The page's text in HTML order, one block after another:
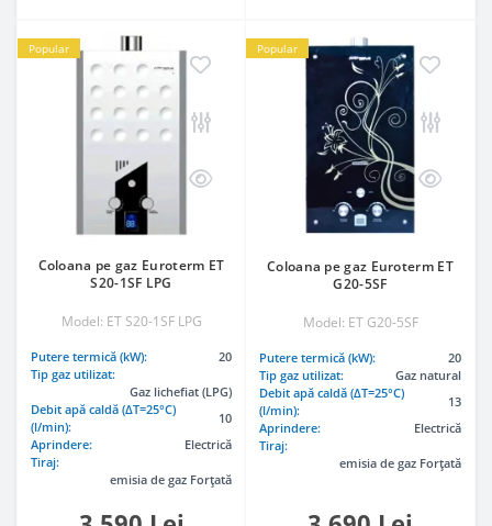
Popular
Coloana pe gaz Euroterm ET
S20-1SF LPG
Model: ET S20-1SF LPG
Putere termică (kW):
20
Tip gaz utilizat:
Gaz lichefiat (LPG)
Debit apă caldă (ΔT=25°C)
(l/min):
10
Aprindere:
Electrică
Tiraj:
emisia de gaz Forțată
Popular
Coloana pe gaz Euroterm ET
G20-5SF
Model: ET G20-5SF
Putere termică (kW):
20
Tip gaz utilizat:
Gaz natural
Debit apă caldă (ΔT=25°C)
(l/min):
13
Aprindere:
Electrică
Tiraj:
emisia de gaz Forțată